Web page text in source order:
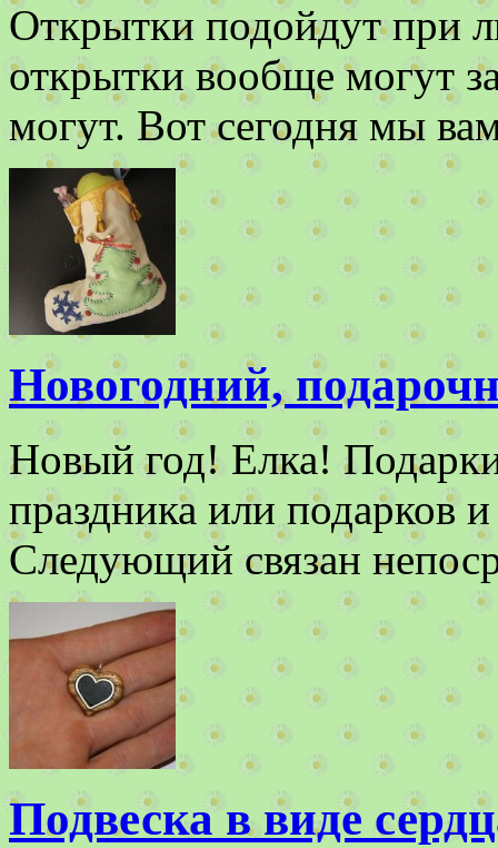
Открытки подойдут при
открытки вообще могут
могут. Вот сегодня мы
Новогодний,
Новый год! Елка!
праздника или подарков
Следующий связан
Подвеска в виде